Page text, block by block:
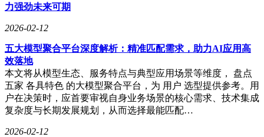
力强劲未来可期
2026-02-12
五大模型聚合平台深度解析：精准匹配需求，助力AI应用高
效落地
本文将从模型生态、服务特点与典型应用场景等维度， 盘点
五家 各具特色 的大模型聚合平台，为 用户 选型提供参考。用
户在决策时，应首要审视自身业务场景的核心需求、技术集成
复杂度与长期发展规划，从而选择最能匹配…
2026-02-12